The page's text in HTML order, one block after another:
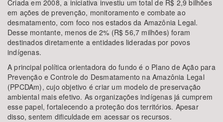
Área Protegida
Criada em 2008, a iniciativa investiu um total de R$ 2,9 bilhões
em ações de prevenção, monitoramento e combate ao
desmatamento, com foco nos estados da Amazônia Legal.
Desse montante, menos de 2% (R$ 56,7 milhões) foram
destinados diretamente a entidades lideradas por povos
indígenas.
A principal política orientadora do fundo é o Plano de Ação para
Prevenção e Controle do Desmatamento na Amazônia Legal
(PPCDAm), cujo objetivo é criar um modelo de preservação
ambiental mais efetivo. As organizações indígenas já cumprem
esse papel, fortalecendo a proteção dos territórios. Apesar
disso, sentem dificuldade em acessar os recursos.